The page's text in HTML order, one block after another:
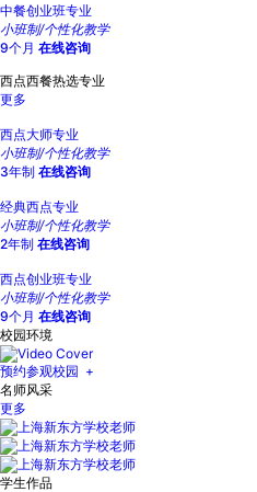
中餐创业班专业
小班制/个性化教学
9个月 在线咨询
西点西餐热选专业
更多
西点大师专业
小班制/个性化教学
3年制 在线咨询
经典西点专业
小班制/个性化教学
2年制 在线咨询
西点创业班专业
小班制/个性化教学
9个月 在线咨询
校园环境
预约参观校园 +
名师风采
更多
学生作品